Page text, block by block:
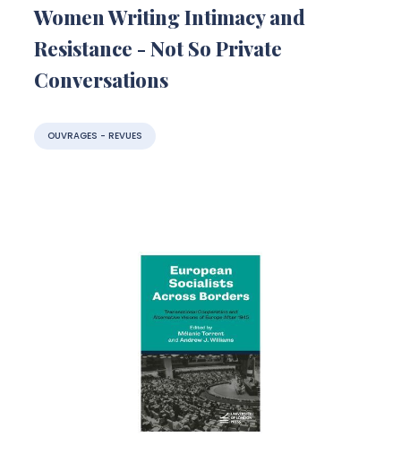
Women Writing Intimacy and
Resistance - Not So Private
Conversations
OUVRAGES - REVUES